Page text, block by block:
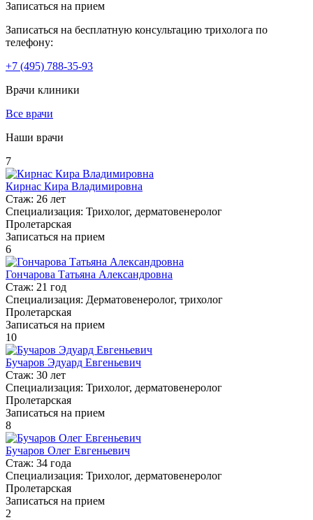
Записаться на прием
Записаться на бесплатную консультацию трихолога по
телефону:
+7 (495) 788-35-93
Врачи клиники
Все врачи
Наши врачи
7
Кирнас Кира Владимировна
Стаж: 26 лет
Специализация: Трихолог, дерматовенеролог
Пролетарская
Записаться на прием
6
Гончарова Татьяна Александровна
Стаж: 21 год
Специализация: Дерматовенеролог, трихолог
Пролетарская
Записаться на прием
10
Бучаров Эдуард Евгеньевич
Стаж: 30 лет
Специализация: Трихолог, дерматовенеролог
Пролетарская
Записаться на прием
8
Бучаров Олег Евгеньевич
Стаж: 34 года
Специализация: Трихолог, дерматовенеролог
Пролетарская
Записаться на прием
2